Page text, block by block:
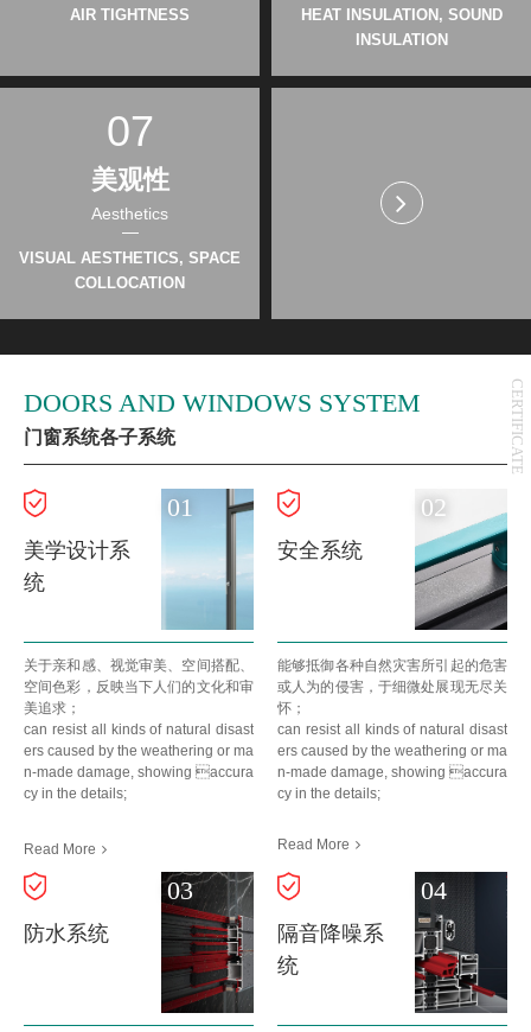
AIR TIGHTNESS
HEAT INSULATION, SOUND
INSULATION
07
美观性
Aesthetics
VISUAL AESTHETICS, SPACE
COLLOCATION
CERTIFICATE
DOORS AND WINDOWS SYSTEM
门窗系统各子系统
美学设计系
统
01
关于亲和感、视觉审美、空间搭配、
空间色彩，反映当下人们的文化和审
美追求；
can resist all kinds of natural disast
ers caused by the weathering or ma
n-made damage, showing accura
cy in the details;
Read More
安全系统
02
能够抵御各种自然灾害所引起的危害
或人为的侵害，于细微处展现无尽关
怀；
can resist all kinds of natural disast
ers caused by the weathering or ma
n-made damage, showing accura
cy in the details;
Read More
防水系统
03
隔音降噪系
统
04